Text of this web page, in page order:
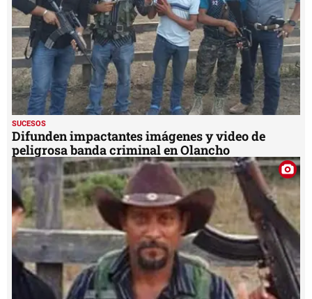
SUCESOS
Difunden impactantes imágenes y video de
peligrosa banda criminal en Olancho